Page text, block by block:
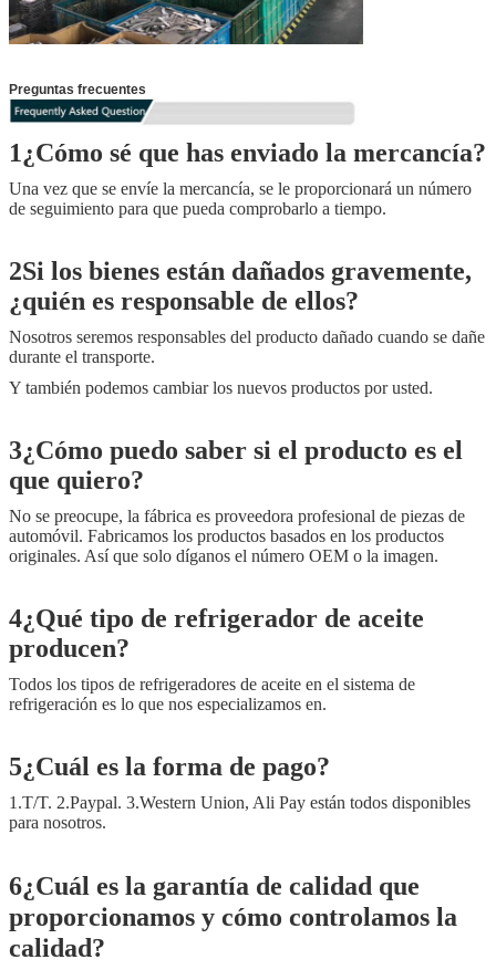
Preguntas frecuentes
1¿Cómo sé que has enviado la mercancía?
Una vez que se envíe la mercancía, se le proporcionará un número
de seguimiento para que pueda comprobarlo a tiempo.
2Si los bienes están dañados gravemente,
¿quién es responsable de ellos?
Nosotros seremos responsables del producto dañado cuando se dañe
durante el transporte.
Y también podemos cambiar los nuevos productos por usted.
3¿Cómo puedo saber si el producto es el
que quiero?
No se preocupe, la fábrica es proveedora profesional de piezas de
automóvil. Fabricamos los productos basados en los productos
originales. Así que solo díganos el número OEM o la imagen.
4¿Qué tipo de refrigerador de aceite
producen?
Todos los tipos de refrigeradores de aceite en el sistema de
refrigeración es lo que nos especializamos en.
5¿Cuál es la forma de pago?
1.T/T. 2.Paypal. 3.Western Union, Ali Pay están todos disponibles
para nosotros.
6¿Cuál es la garantía de calidad que
proporcionamos y cómo controlamos la
calidad?